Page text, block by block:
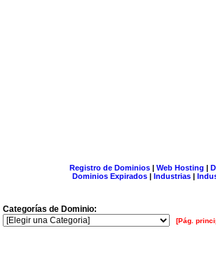
Registro de Dominios| Web Hosting |
Dominios Expirados | Industrias |
Categorías de Dominio:
[Pág.